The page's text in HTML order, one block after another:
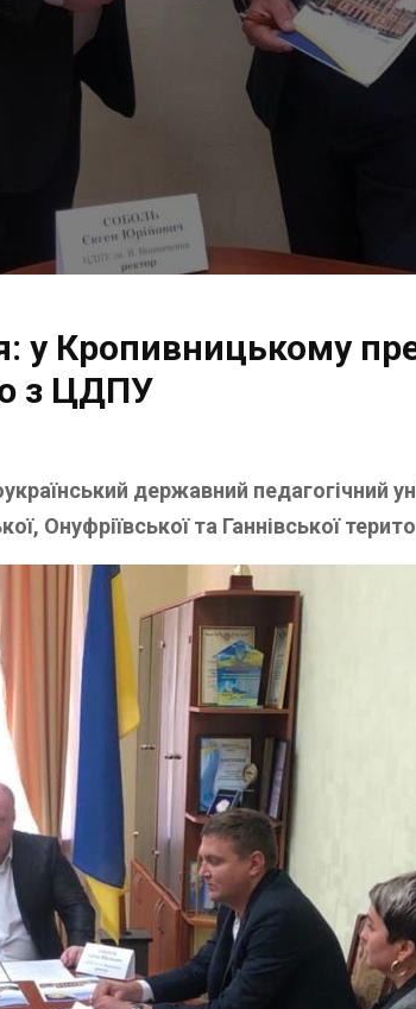
у Кропивницькому
з ЦДПУ
державний педагогічний
Онуфріївської та Ганнівської